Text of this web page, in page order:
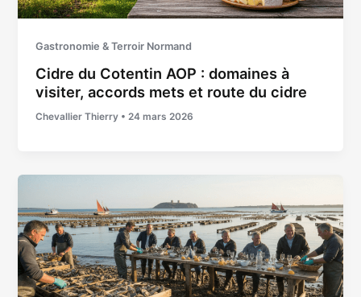
Gastronomie & Terroir Normand
Cidre du Cotentin AOP : domaines à
visiter, accords mets et route du cidre
Chevallier Thierry •24 mars 2026